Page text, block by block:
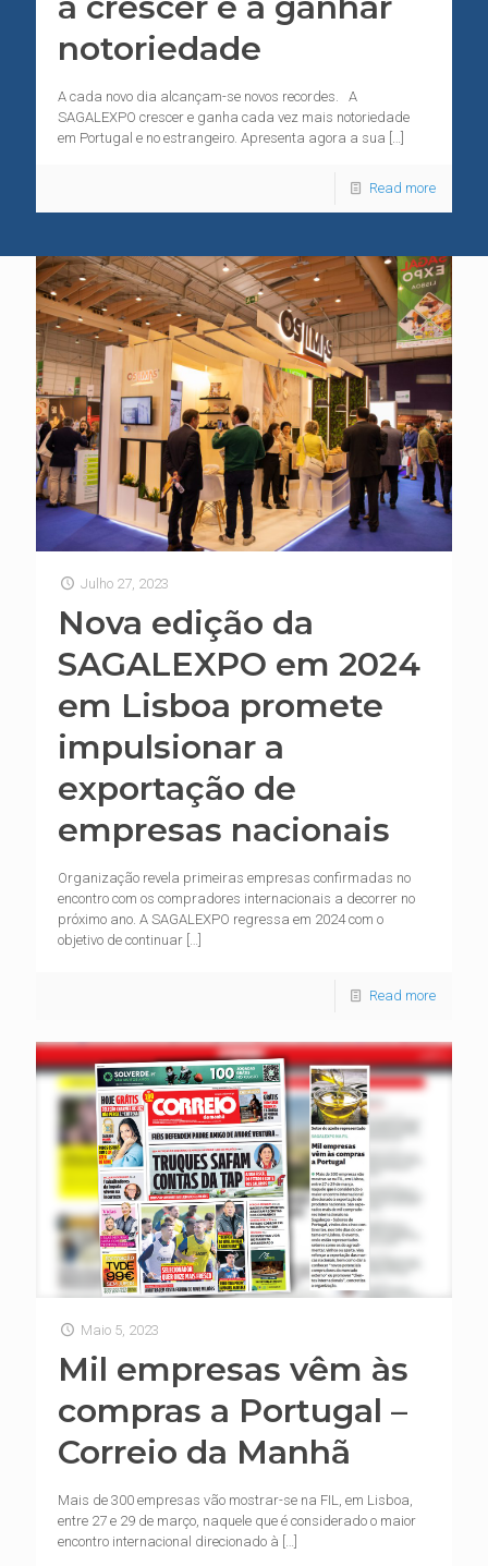
notoriedade
A cada novo dia alcançam-se novos recordes. A
SAGALEXPO crescer e ganha cada vez mais notoriedade
em Portugal e no estrangeiro. Apresenta agora a sua
Read more
Julho 27, 2023
Nova edição da
SAGALEXPO em 2024
em Lisboa promete
impulsionar a
exportação de
empresas nacionais
Organização revela primeiras empresas confirmadas no
encontro com os compradores internacionais a decorrer no
próximo ano. A SAGALEXPO regressa em 2024 com o
objetivo de continuar […]
Read more
Maio 5, 2023
Mil empresas vêm às
compras a Portugal –
Correio da Manhã
Mais de 300 empresas vão mostrar-se na FIL, em Lisboa,
entre 27 e 29 de março, naquele que é considerado o maior
encontro internacional direcionado à